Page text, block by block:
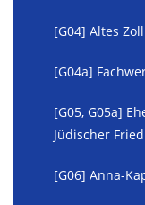
[G04] Altes
[G04a]
[G05, G05a]
Jüdischer
[G06] Anna-